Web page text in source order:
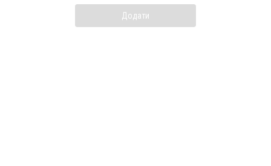
Додати